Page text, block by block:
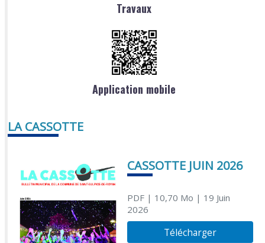
Travaux
Application mobile
LA CASSOTTE
CASSOTTE JUIN 2026
PDF| 10,70 Mo | 19 Juin
2026
Télécharger